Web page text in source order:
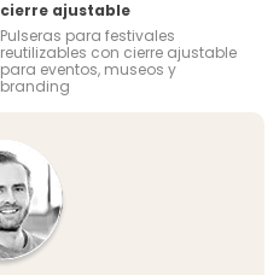
cierre ajustable
Pulseras para festivales
reutilizables con cierre ajustable
para eventos, museos y
branding